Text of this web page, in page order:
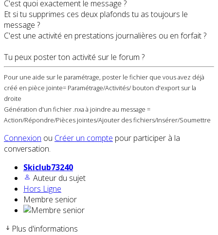
C'est quoi exactement le message ?
Et si tu supprimes ces deux plafonds tu as toujours le
message ?
C'est une activité en prestations journalières ou en forfait ?
Tu peux poster ton activité sur le forum ?
Pour une aide sur le paramétrage, poster le fichier que vous avez déjà
créé en pièce jointe= Paramétrage/Activités/ bouton d'export sur la
droite
Génération d'un fichier .nxa à joindre au message =
Action/Répondre/Pièces jointes/Ajouter des fichiers/Insérer/Soumettre
Connexion ou Créer un compte pour participer à la
conversation.
Skiclub73240
Auteur du sujet
Hors Ligne
Membre senior
Plus d'informations